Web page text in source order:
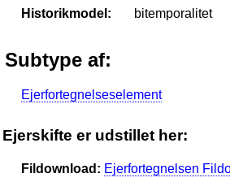
Historikmodel:
bitemporalitet
Subtype af:
Ejerfortegnelseselement
Ejerskifte er udstillet her:
Fildownload: Ejerfortegnelsen